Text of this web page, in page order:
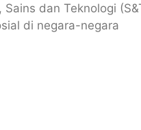
Sains dan Teknologi
di negara-negara